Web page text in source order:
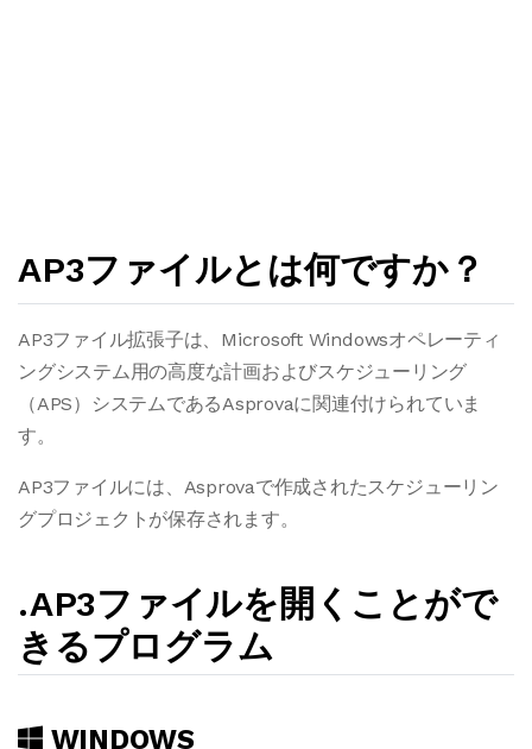
AP3ファイルとは何ですか？
AP3ファイル拡張子は、Microsoft Windowsオペレーティ
ングシステム用の高度な計画およびスケジューリング
（APS）システムであるAsprovaに関連付けられていま
す。
AP3ファイルには、Asprovaで作成されたスケジューリン
グプロジェクトが保存されます。
.AP3ファイルを開くことがで
きるプログラム
WINDOWS